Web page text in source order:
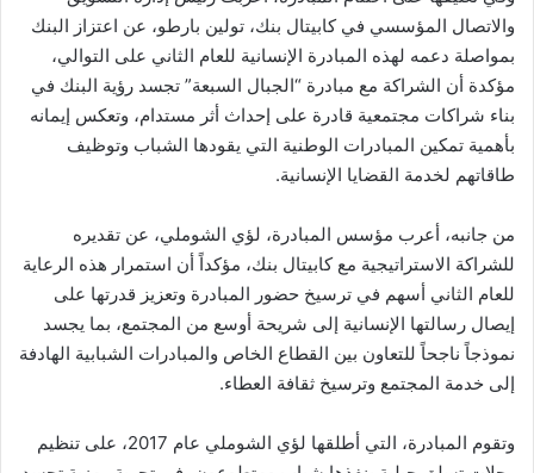
والاتصال المؤسسي في كابيتال بنك، تولين بارطو، عن اعتزاز البنك
بمواصلة دعمه لهذه المبادرة الإنسانية للعام الثاني على التوالي،
مؤكدة أن الشراكة مع مبادرة “الجبال السبعة” تجسد رؤية البنك في
بناء شراكات مجتمعية قادرة على إحداث أثر مستدام، وتعكس إيمانه
بأهمية تمكين المبادرات الوطنية التي يقودها الشباب وتوظيف
طاقاتهم لخدمة القضايا الإنسانية.
من جانبه، أعرب مؤسس المبادرة، لؤي الشوملي، عن تقديره
للشراكة الاستراتيجية مع كابيتال بنك، مؤكداً أن استمرار هذه الرعاية
للعام الثاني أسهم في ترسيخ حضور المبادرة وتعزيز قدرتها على
إيصال رسالتها الإنسانية إلى شريحة أوسع من المجتمع، بما يجسد
نموذجاً ناجحاً للتعاون بين القطاع الخاص والمبادرات الشبابية الهادفة
إلى خدمة المجتمع وترسيخ ثقافة العطاء.
وتقوم المبادرة، التي أطلقها لؤي الشوملي عام 2017، على تنظيم